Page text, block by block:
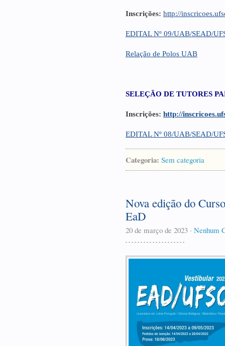
Inscrições: http://
EDITAL Nº 09/UAB/SEAD/
Relação de Polos UAB
SELEÇÃO DE TUTORES
Inscrições: http://
EDITAL Nº 08/UAB/SEAD/
Categoria: Sem categoria
Nova edição do
EaD
20 de março de 2023 · Nenhum